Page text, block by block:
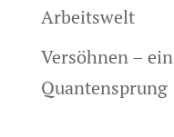
Arbeitswelt
Versöhnen –
Quantensprung